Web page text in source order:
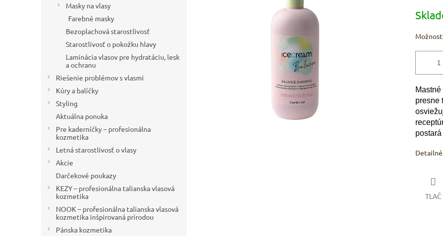
Masky na vlasy
Farebné masky
Bezoplachová starostlivosť
Starostlivosť o pokožku hlavy
Laminácia vlasov pre hydratáciu, lesk
a ochranu
Riešenie problémov s vlasmi
Kúry a balíčky
Styling
Aktuálna ponuka
Pre kaderníčky – profesionálna
kozmetika
Letná starostlivosť o vlasy
Akcie
Darčekové poukazy
KEZY – profesionálna talianska vlasová
kozmetika
NOOK – profesionálna talianska vlasová
kozmetika inšpirovaná prírodou
Pánska kozmetika
cena:
presne
TLAČ